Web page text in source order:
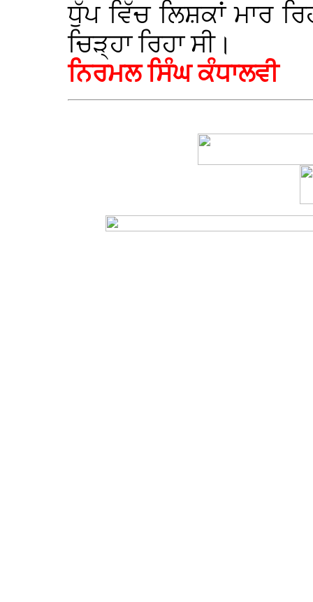
ਧੁੱਪ ਵਿੱਚ ਲਿਸ਼ਕਾਂ ਮਾਰ
ਚਿੜ੍ਹਾ ਰਿਹਾ ਸੀ।
ਨਿਰਮਲ ਸਿੰਘ ਕੰਧਾਲਵੀ